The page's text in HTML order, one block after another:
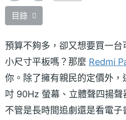
目錄
預算不夠多，卻又想要買一
小尺寸平板嗎？那麼 Redmi
你。除了擁有親民的定價外，
吋 90Hz 螢幕、立體聲四揚
不管是長時間追劇還是看電子